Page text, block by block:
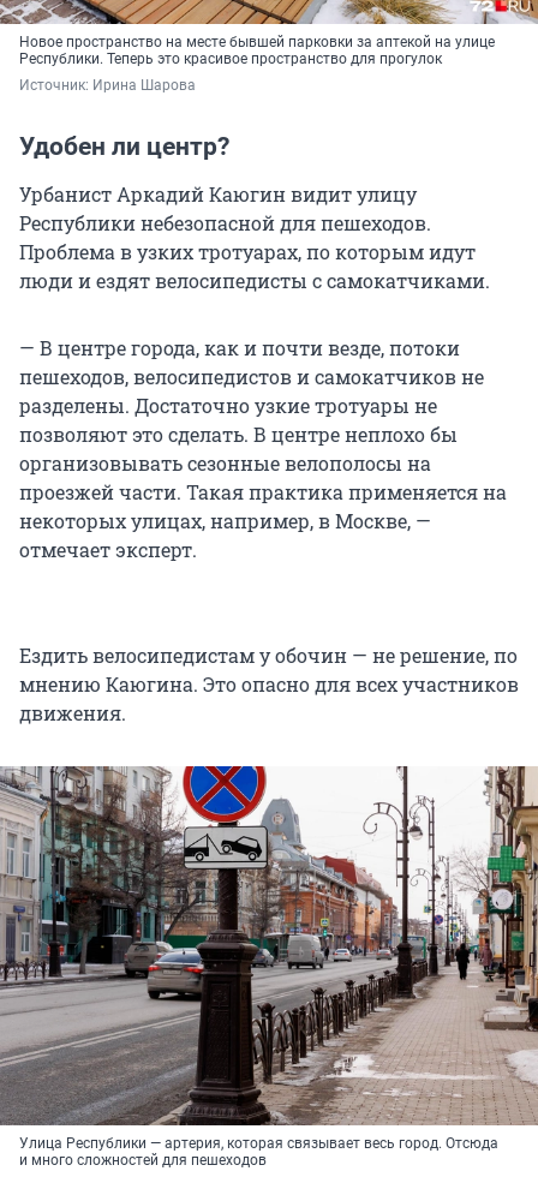
Новое пространство на месте бывшей парковки за аптекой на улице
Республики. Теперь это красивое пространство для прогулок
Источник: Ирина Шарова
Удобен ли центр?
Урбанист Аркадий Каюгин видит улицу
Республики небезопасной для пешеходов.
Проблема в узких тротуарах, по которым идут
люди и ездят велосипедисты с самокатчиками.
— В центре города, как и почти везде, потоки
пешеходов, велосипедистов и самокатчиков не
разделены. Достаточно узкие тротуары не
позволяют это сделать. В центре неплохо бы
организовывать сезонные велополосы на
проезжей части. Такая практика применяется на
некоторых улицах, например, в Москве, —
отмечает эксперт.
Ездить велосипедистам у обочин — не решение, по
мнению Каюгина. Это опасно для всех участников
движения.
Улица Республики — артерия, которая связывает весь город. Отсюда
и много сложностей для пешеходов